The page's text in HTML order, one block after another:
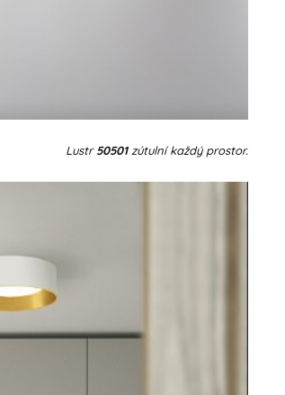
Lustr50501zútulní každý prostor.